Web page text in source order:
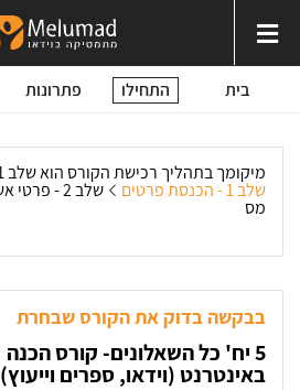
בית התחילו פתרונות
מיקומך בתהליך רכישת הקורס הוא שלב 1 מתוך 3 שלבים:
שלב 1 - הכנסת פרטים שלב 2 - פרטי אשראי
מס
בבקשה בדוק את הקורס שבחרת
5 יח' כל השאלונים- קורס הכנה
באינטרנט (וידאו, ספרים וייעוץ)